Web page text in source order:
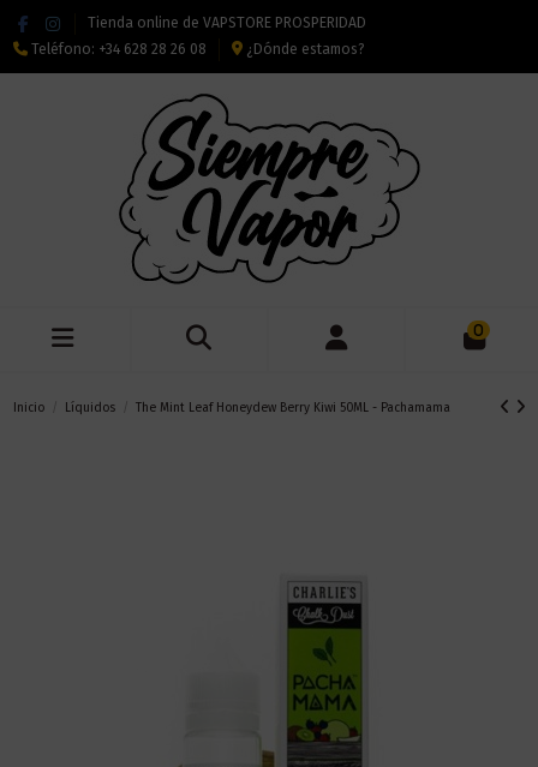
Tienda online de VAPSTORE PROSPERIDAD
Teléfono: +34 628 28 26 08 ¿Dónde estamos?
0
Inicio Líquidos The Mint Leaf Honeydew Berry Kiwi 50ML - Pachamama